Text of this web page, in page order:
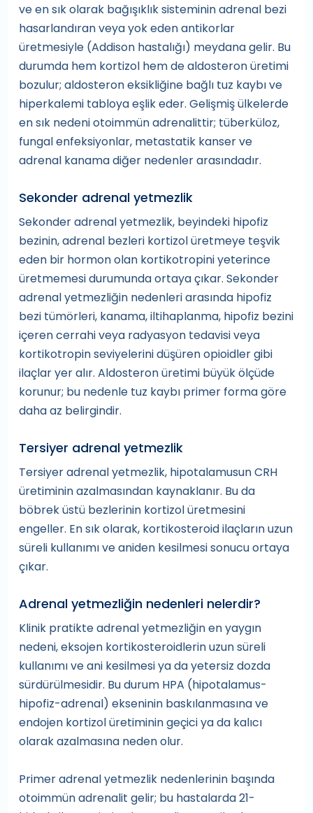
ve en sık olarak bağışıklık sisteminin adrenal bezi
hasarlandıran veya yok eden antikorlar
üretmesiyle (Addison hastalığı) meydana gelir. Bu
durumda hem kortizol hem de aldosteron üretimi
bozulur; aldosteron eksikliğine bağlı tuz kaybı ve
hiperkalemi tabloya eşlik eder. Gelişmiş ülkelerde
en sık nedeni otoimmün adrenalittir; tüberküloz,
fungal enfeksiyonlar, metastatik kanser ve
adrenal kanama diğer nedenler arasındadır.
Sekonder adrenal yetmezlik
Sekonder adrenal yetmezlik, beyindeki hipofiz
bezinin, adrenal bezleri kortizol üretmeye teşvik
eden bir hormon olan kortikotropini yeterince
üretmemesi durumunda ortaya çıkar. Sekonder
adrenal yetmezliğin nedenleri arasında hipofiz
bezi tümörleri, kanama, iltihaplanma, hipofiz bezini
içeren cerrahi veya radyasyon tedavisi veya
kortikotropin seviyelerini düşüren opioidler gibi
ilaçlar yer alır. Aldosteron üretimi büyük ölçüde
korunur; bu nedenle tuz kaybı primer forma göre
daha az belirgindir.
Tersiyer adrenal yetmezlik
Tersiyer adrenal yetmezlik, hipotalamusun CRH
üretiminin azalmasından kaynaklanır. Bu da
böbrek üstü bezlerinin kortizol üretmesini
engeller. En sık olarak, kortikosteroid ilaçların uzun
süreli kullanımı ve aniden kesilmesi sonucu ortaya
çıkar.
Adrenal yetmezliğin nedenleri nelerdir?
Klinik pratikte adrenal yetmezliğin en yaygın
nedeni, eksojen kortikosteroidlerin uzun süreli
kullanımı ve ani kesilmesi ya da yetersiz dozda
sürdürülmesidir. Bu durum HPA (hipotalamus-
hipofiz-adrenal) ekseninin baskılanmasına ve
endojen kortizol üretiminin geçici ya da kalıcı
olarak azalmasına neden olur.
Primer adrenal yetmezlik nedenlerinin başında
otoimmün adrenalit gelir; bu hastalarda 21-